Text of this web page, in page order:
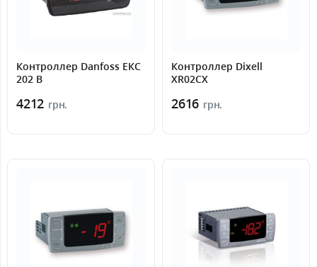
Контроллер Danfoss ЕКС
202 B
4212 грн.
Контроллер Dixell
XR02CX
2616 грн.